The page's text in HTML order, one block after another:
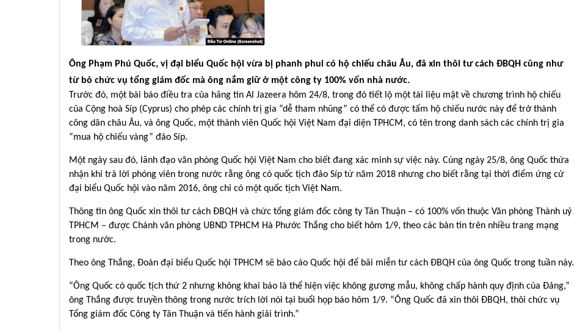
Ông Phạm Phú Quốc, vị đại biểu Quốc hội vừa bị phanh phui có hộ chiếu châu Âu, đã xin thôi tư cách ĐBQH cũng như
từ bỏ chức vụ tổng giám đốc mà ông nắm giữ ở một công ty 100% vốn nhà nước.
Trước đó, một bài báo điều tra của hãng tin Al Jazeera hôm 24/8, trong đó tiết lộ một tài liệu mật về chương trình hộ chiếu
của Cộng hoà Síp (Cyprus) cho phép các chính trị gia “dễ tham nhũng” có thể có được tấm hộ chiếu nước này để trở thành
công dân châu Âu, và ông Quốc, một thành viên Quốc hội Việt Nam đại diện TPHCM, có tên trong danh sách các chính trị gia
“mua hộ chiếu vàng” đảo Síp.
Một ngày sau đó, lãnh đạo văn phòng Quốc hội Việt Nam cho biết đang xác minh sự việc này. Cùng ngày 25/8, ông Quốc thừa
nhận khi trả lời phóng viên trong nước rằng ông có quốc tịch đảo Síp từ năm 2018 nhưng cho biết rằng tại thời điểm ứng cử
đại biểu Quốc hội vào năm 2016, ông chỉ có một quốc tịch Việt Nam.
Thông tin ông Quốc xin thôi tư cách ĐBQH và chức tổng giám đốc công ty Tân Thuận – có 100% vốn thuộc Văn phòng Thành uỷ
TPHCM ­– được Chánh văn phòng UBND TPHCM Hà Phước Thắng cho biết hôm 1/9, theo các bản tin trên nhiều trang mạng
trong nước.
Theo ông Thắng, Đoàn đại biểu Quốc hội TPHCM sẽ báo cáo Quốc hội để bãi miễn tư cách ĐBQH của ông Quốc trong tuần này.
“Ông Quốc có quốc tịch thứ 2 nhưng không khai báo là thể hiện việc không gương mẫu, không chấp hành quy định của Đảng,”
ông Thắng được truyền thông trong nước trích lời nói tại buổi họp báo hôm 1/9. “Ông Quốc đã xin thôi ĐBQH, thôi chức vụ
Tổng giám đốc Công ty Tân Thuận và tiến hành giải trình.”